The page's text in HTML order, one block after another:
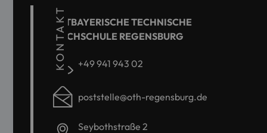
KONTAKT
OSTBAYERISCHE TECHNISCHE
HOCHSCHULE REGENSBURG
+49 941 943 02
poststelle@oth-regensburg.de
Seybothstraße 2